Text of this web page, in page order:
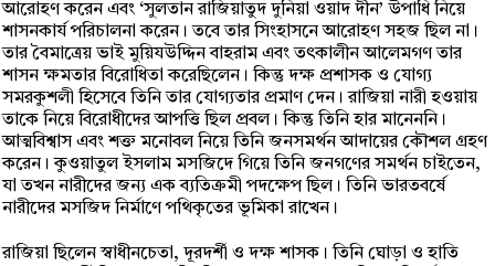
আরোহণ করেন এবং ‘সুলতান রাজিয়াতুদ দুনিয়া ওয়াদ দীন’ উপাধি নিয়ে
শাসনকার্য পরিচালনা করেন। তবে তার সিংহাসনে আরোহণ সহজ ছিল না।
তার বৈমাত্রেয় ভাই মুয়িযউদ্দিন বাহরাম এবং তৎকালীন আলেমগণ তার
শাসন ক্ষমতার বিরোধিতা করেছিলেন। কিন্তু দক্ষ প্রশাসক ও যোগ্য
সমরকুশলী হিসেবে তিনি তার যোগ্যতার প্রমাণ দেন। রাজিয়া নারী হওয়ায়
তাকে নিয়ে বিরোধীদের আপত্তি ছিল প্রবল। কিন্তু তিনি হার মানেননি।
আত্মবিশ্বাস এবং শক্ত মনোবল নিয়ে তিনি জনসমর্থন আদায়ের কৌশল গ্রহণ
করেন। কুওয়াতুল ইসলাম মসজিদে গিয়ে তিনি জনগণের সমর্থন চাইতেন,
যা তখন নারীদের জন্য এক ব্যতিক্রমী পদক্ষেপ ছিল। তিনি ভারতবর্ষে
নারীদের মসজিদ নির্মাণে পথিকৃতের ভূমিকা রাখেন।
রাজিয়া ছিলেন স্বাধীনচেতা, দূরদর্শী ও দক্ষ শাসক। তিনি ঘোড়া ও হাতি